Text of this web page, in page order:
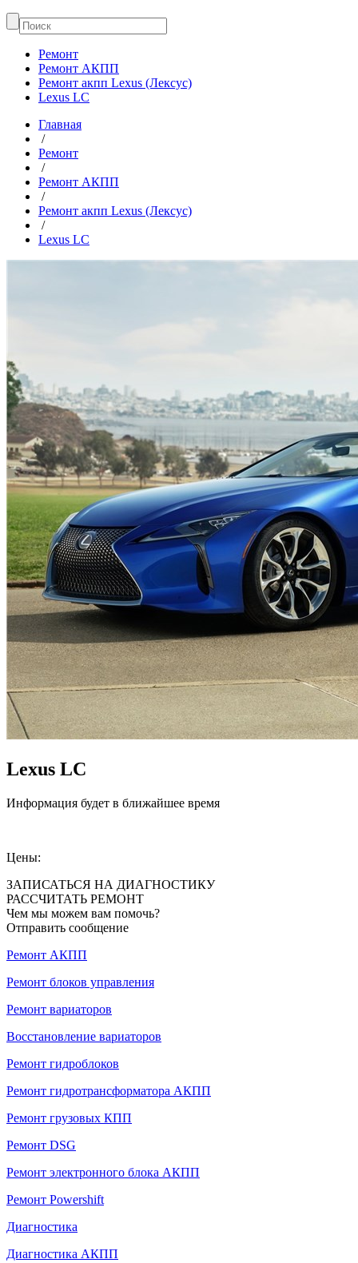
Ремонт
Ремонт АКПП
Ремонт акпп Lexus (Лексус)
Lexus LC
Главная
/
Ремонт
/
Ремонт АКПП
/
Ремонт акпп Lexus (Лексус)
/
Lexus LC
Lexus LC
Информация будет в ближайшее время
Цены:
ЗАПИСАТЬСЯ НА ДИАГНОСТИКУ
РАССЧИТАТЬ РЕМОНТ
Чем мы можем вам помочь?
Отправить сообщение
Ремонт АКПП
Ремонт блоков управления
Ремонт вариаторов
Восстановление вариаторов
Ремонт гидроблоков
Ремонт гидротрансформатора АКПП
Ремонт грузовых КПП
Ремонт DSG
Ремонт электронного блока АКПП
Ремонт Powershift
Диагностика
Диагностика АКПП